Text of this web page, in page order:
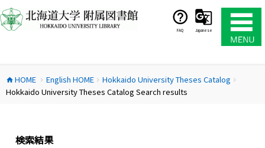
ン
テ
ス
キ
FAQ Japanese
home HOME chevron_right English HOMEchevron_right Hokkaido University Theses Catalog chevron_right
Hokkaido University Theses Catalog Search results
検索結果